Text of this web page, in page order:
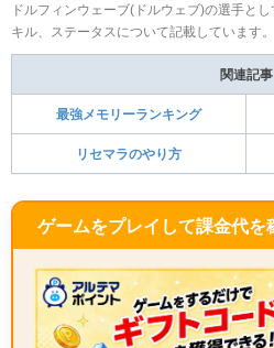
ドルフィンウェーブ(ドルウェブ)の選手と
キル、ステータスについて記載しています。
関連記事
最強メモリーランキング
リセマラのやり方
ゲームをプレイして課金代を